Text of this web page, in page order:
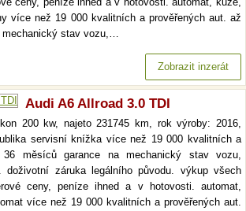
více než 19 000 kvalitních a prověřených aut. až
mechanický stav vozu,…
Zobrazit inzerát
Audi A6 Allroad 3.0 TDI
200 kw, najeto 231745 km, rok výroby: 2016,
servisní knížka více než 19 000 kvalitních a
měsíců garance na mechanický stav vozu,
doživotní záruka legálního původu. výkup všech
ceny, peníze ihned a v hotovosti. automat,
více než 19 000 kvalitních a prověřených aut.